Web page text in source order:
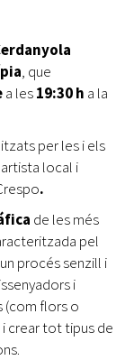
, que
a les19:30 h a la
per les i els
local i
.
de les més
pel
procés senzill i
i
(com flors o
crear tot tipus de